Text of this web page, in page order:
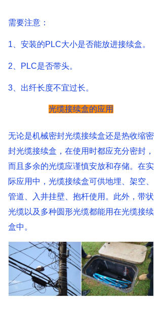
需要注意：
1、安装的PLC大小是否能放进接续盒。
2、PLC是否带头。
3、出纤长度不宜过长。
光缆接续盒的应用
无论是机械密封光缆接续盒还是热收缩密
封光缆接续盒，在使用时都应充分密封，
而且多余的光缆应谨慎安放和存储。在实
际应用中，光缆接续盒可供地埋、架空、
管道、入井挂壁、抱杆使用。此外，带状
光缆以及多种圆形光缆都能用在光缆接续
盒中。